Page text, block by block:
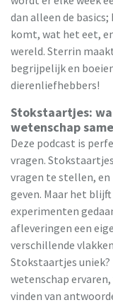
dan alleen de
komt, wat het eet,
wereld. Sterrin
begrijpelijk en
dierenliefhebbers!
Stokstaartjes:
wetenschap
Deze podcast is
vragen.
vragen te stellen,
geven. Maar het
experimenten
afleveringen een
verschillende
Stokstaartjes
wetenschap
vinden van